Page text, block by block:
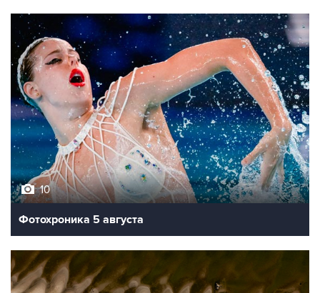
10
Фотохроника 5 августа